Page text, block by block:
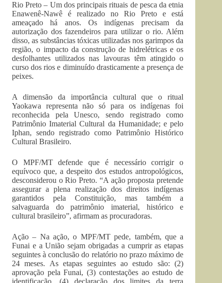
Rio Preto – Um dos principais rituais de pesca da etnia
Enawenê-Nawê é realizado no Rio Preto e está
ameaçado há anos. Os indígenas precisam da
autorização dos fazendeiros para utilizar o rio. Além
disso, as substâncias tóxicas utilizadas nos garimpos da
região, o impacto da construção de hidrelétricas e os
desfolhantes utilizados nas lavouras têm atingido o
curso dos rios e diminuído drasticamente a presença de
peixes.
A dimensão da importância cultural que o ritual
Yaokawa representa não só para os indígenas foi
reconhecida pela Unesco, sendo registrado como
Patrimônio Imaterial Cultural da Humanidade; e pelo
Iphan, sendo registrado como Patrimônio Histórico
Cultural Brasileiro.
O MPF/MT defende que é necessário corrigir o
equívoco que, a despeito dos estudos antropológicos,
desconsiderou o Rio Preto. “A ação proposta pretende
assegurar a plena realização dos direitos indígenas
garantidos pela Constituição, mas também a
salvaguarda do patrimônio imaterial, histórico e
cultural brasileiro”, afirmam as procuradoras.
Ação – Na ação, o MPF/MT pede, também, que a
Funai e a União sejam obrigadas a cumprir as etapas
seguintes à conclusão do relatório no prazo máximo de
24 meses. As etapas seguintes ao estudo são: (2)
aprovação pela Funai, (3) contestações ao estudo de
identificação, (4) declaração dos limites da terra